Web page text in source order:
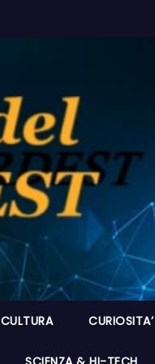
CULTURA CURIOSITA’